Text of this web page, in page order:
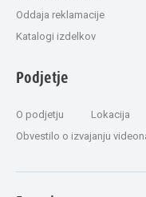
Oddaja reklamacije
Katalogi izdelkov
Podjetje
O podjetju Lokacija
Obvestilo o izvajanju